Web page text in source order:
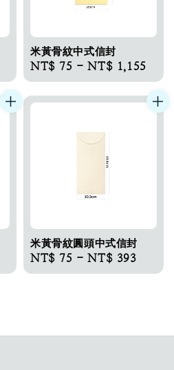
米黃骨紋中式信封
Regular
price
NT$ 75 -NT$ 1,155
米黃骨紋圓頭中式信封
Regular
price
NT$ 75 -NT$ 393